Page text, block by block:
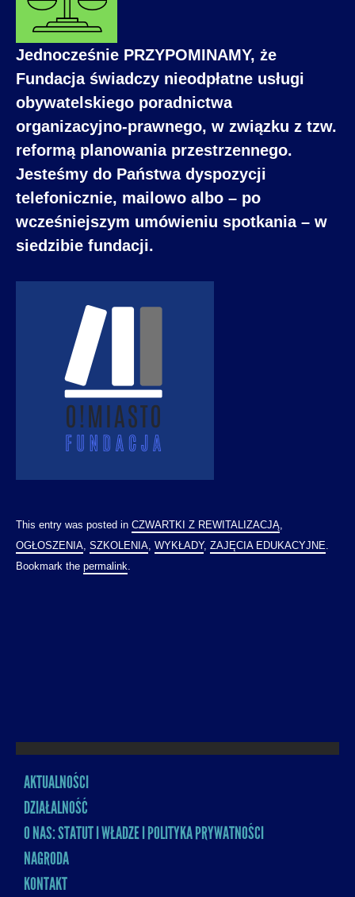
Jednocześnie PRZYPOMINAMY, że
Fundacja świadczy nieodpłatne usługi
obywatelskiego poradnictwa
organizacyjno-prawnego, w związku z tzw.
reformą planowania przestrzennego.
Jesteśmy do Państwa dyspozycji
telefonicznie, mailowo albo – po
wcześniejszym umówieniu spotkania – w
siedzibie fundacji.
This entry was posted in CZWARTKI Z REWITALIZACJĄ
OGŁOSZENIA SZKOLENIA WYKŁADY, ZAJĘCIA EDUKACYJNE
Bookmark the permalink
MENU
AKTUALNOŚCI
DZIAŁALNOŚĆ
O NAS: STATUT I WŁADZE I POLITYKA PRYWATNOŚCI
NAGRODA
KONTAKT